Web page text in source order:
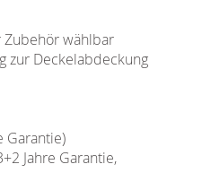
wählbar
zur Deckelabdeckung
Garantie)
Jahre Garantie,